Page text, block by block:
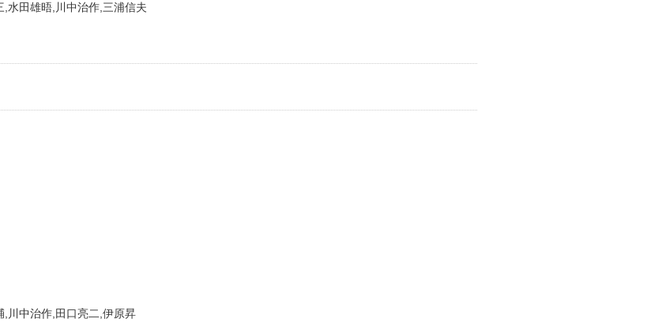
水田雄晤,川中治作,三浦信夫
川中治作,田口亮二,伊原昇